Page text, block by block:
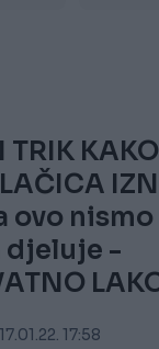
ovo nismo
djeluje -
17.01.22. 17:58